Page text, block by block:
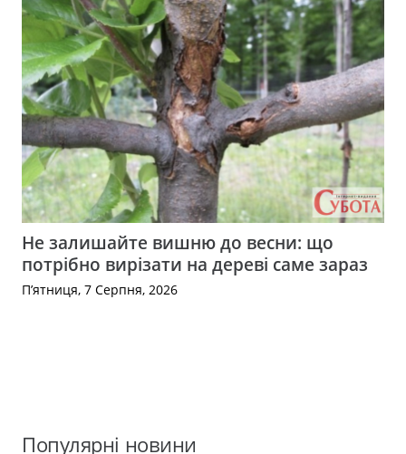
Не залишайте вишню до весни: що
потрібно вирізати на дереві саме зараз
П’ятниця, 7 Серпня, 2026
Популярні новини